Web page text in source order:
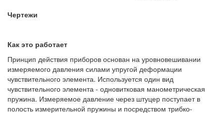
Чертежи
Как это работает
Принцип действия приборов основан на уровновешивании
измеряемого давления силами упругой деформации
чувствительного элемента. Используется один вид
чувствительного элемента - одновитковая манометрическая
пружина. Измеряемое давление через штуцер поступает в
полость измерительной пружины и посредством трибко-